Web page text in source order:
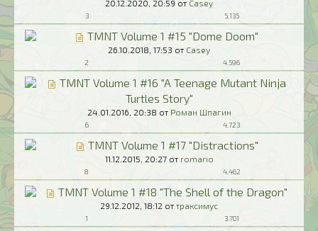
20.12.2020, 20:59 от Casey
3 5.135
TMNT Volume 1 #15 "Dome Doom"
26.10.2018, 17:53 от Casey
2 4.596
TMNT Volume 1 #16 "A Teenage Mutant Ninja
Turtles Story"
24.01.2016, 20:38 от Роман Шпагин
6 4.723
TMNT Volume 1 #17 "Distractions"
11.12.2015, 20:27от romario
8 4.462
TMNT Volume 1 #18 "The Shell of the Dragon"
29.12.2012, 18:12 от траксимус
1 3.701